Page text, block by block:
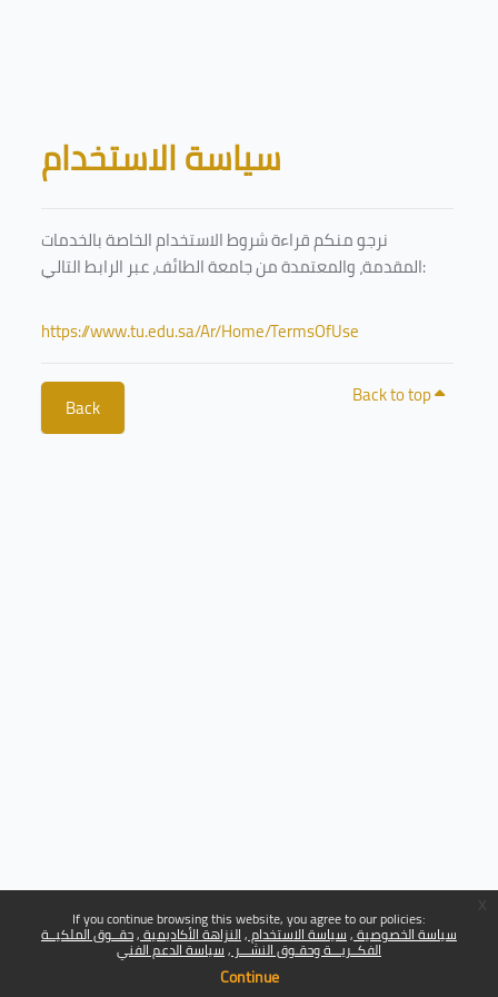
If you continue browsing this website, you agree to our policies:
سياسة الخصوصية سياسة الاستخدام النزاهة الأكاديمية حقــوق الملكيــة
الفكــريـــة وحقـوق النشـــر سياسة الدعم الفني
Continue
Blocks
سياسة الاستخدام
نرجو منكم قراءة شروط الاستخدام الخاصة بالخدمات
المقدمة، والمعتمدة من جامعة الطائف، عبر الرابط التالي:
https://www.tu.edu.sa/Ar/Home/TermsOfUse
Back Back to top